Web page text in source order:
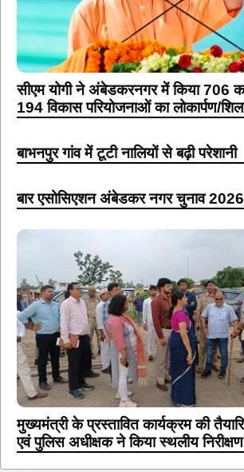
सीएम योगी ने अंबेडकरनगर में किया 706
194 विकास परियोजनाओं का लोकार्पण/
बाभनपुर गांव में टूटी नालियों से बढ़ी परेशानी
बार एसोसिएशन अंबेडकर नगर चुनाव 2026
मुख्यमंत्री के प्रस्तावित कार्यक्रम की
एवं पुलिस अधीक्षक ने किया स्थलीय निरीक्षण